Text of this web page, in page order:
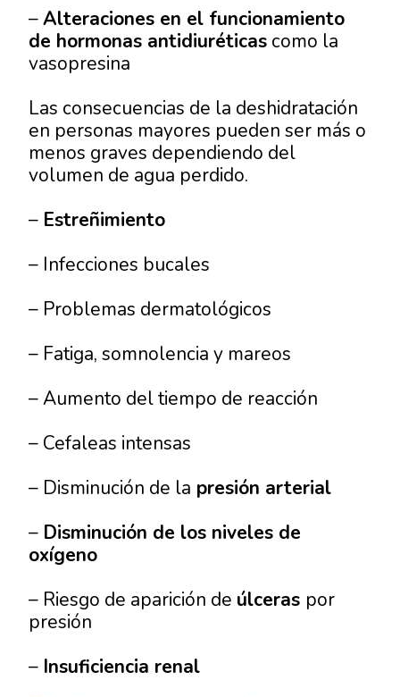
–Alteraciones en el funcionamiento
de hormonas antidiuréticas como la
vasopresina
Las consecuencias de la deshidratación
en personas mayores pueden ser más o
menos graves dependiendo del
volumen de agua perdido.
– Estreñimiento
– Infecciones bucales
– Problemas dermatológicos
– Fatiga, somnolencia y mareos
– Aumento del tiempo de reacción
– Cefaleas intensas
– Disminución de la presión arterial
– Disminución de los niveles de
oxígeno
– Riesgo de aparición de úlceras por
presión
– Insuficiencia renal